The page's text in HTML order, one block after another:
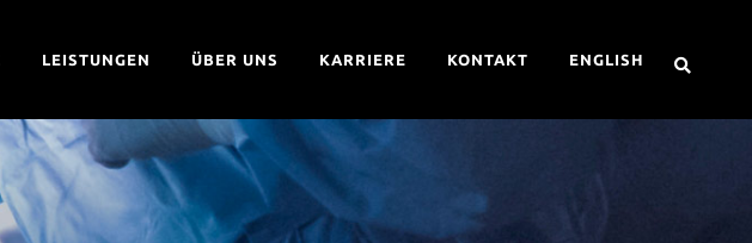
LEISTUNGEN ÜBER UNS KARRIERE KONTAKT ENGLISH